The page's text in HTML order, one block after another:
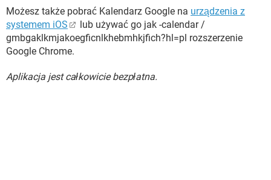
Możesz także pobrać Kalendarz Google na urządzenia z
systemem iOS
lub używać go jak -calendar /
gmbgaklkmjakoegficnlkhebmhkjfich?hl=pl rozszerzenie
Google Chrome.
Aplikacja jest całkowicie bezpłatna.